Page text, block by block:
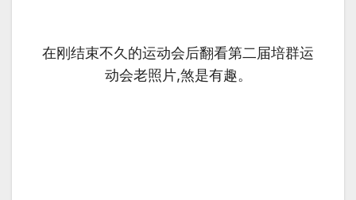
在刚结束不久的运动会后翻看第二届培群运
动会老照片,煞是有趣。